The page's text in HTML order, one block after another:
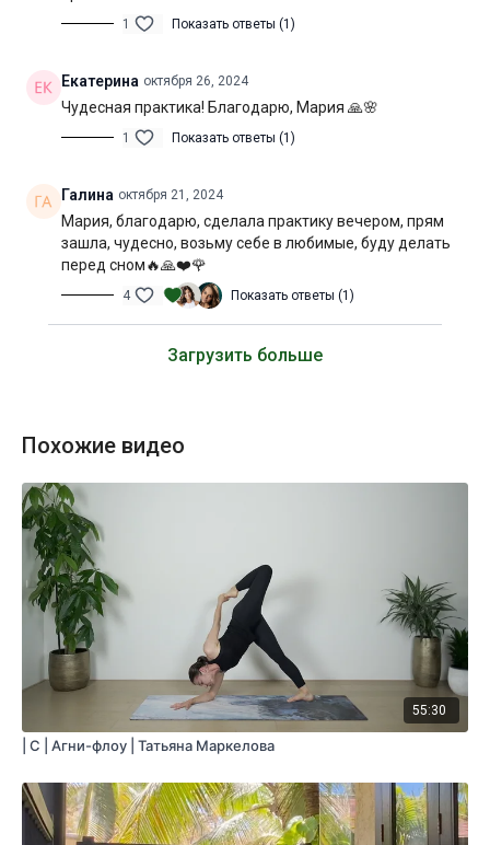
1 Показать ответы (1)
Екатерина октября 26, 2024
Чудесная практика! Благодарю, Мария 🙏🌸
1 Показать ответы (1)
Галина октября 21, 2024
Мария, благодарю, сделала практику вечером, прям
зашла, чудесно, возьму себе в любимые, буду делать
перед сном🔥🙏❤️🌹
4 Показать ответы (1)
Загрузить больше
Похожие видео
55:30
| C | Агни-флоу | Татьяна Маркелова